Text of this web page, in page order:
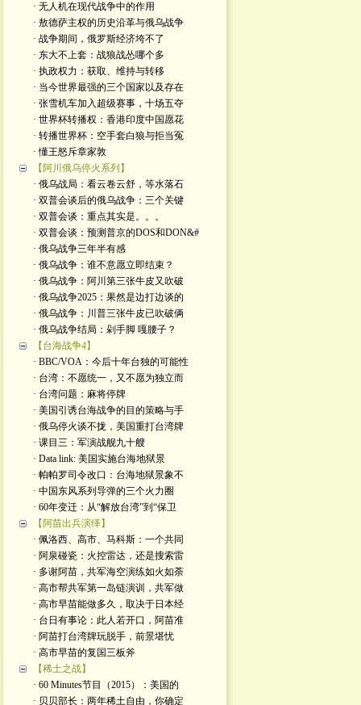
· 无人机在现代战争中的作用
· 敖德萨主权的历史沿革与俄乌战争
· 战争期间，俄罗斯经济垮不了
· 东大不上套：战狼战怂哪个多
· 执政权力：获取、维持与转移
· 当今世界最强的三个国家以及存在
· 张雪机车加入超级赛事，十场五夺
· 世界杯转播权：香港印度中国愿花
· 转播世界杯：空手套白狼与拒当冤
· 懂王怒斥章家敦
【阿川俄乌停火系列】
· 俄乌战局：看云卷云舒，等水落石
· 双普会谈后的俄乌战争：三个关键
· 双普会谈：重点其实是。。。
· 双普会谈：预测普京的DOS和DON&#
· 俄乌战争三年半有感
· 俄乌战争：谁不意愿立即结束？
· 俄乌战争：阿川第三张牛皮又吹破
· 俄乌战争2025：果然是边打边谈的
· 俄乌战争：川普三张牛皮已吹破俩
· 俄乌战争结局：剁手脚 嘎腰子？
【台海战争4】
· BBC/VOA：今后十年台独的可能性
· 台湾：不愿统一，又不愿为独立而
· 台湾问题：麻将停牌
· 美国引诱台海战争的目的策略与手
· 俄乌停火谈不拢，美国重打台湾牌
· 课目三：军演战舰九十艘
· Data link: 美国实施台海地狱景
· 帕帕罗司令改口：台海地狱景象不
· 中国东风系列导弹的三个火力圈
· 60年变迁：从“解放台湾”到“保卫
【阿苗出兵演绎】
· 佩洛西、高市、马科斯：一个共同
· 阿泉碰瓷：火控雷达，还是搜索雷
· 多谢阿苗，共军海空演练如火如荼
· 高市帮共军第一岛链演训，共军做
· 高市早苗能做多久，取决于日本经
· 台日有事论：此人若开口，阿苗准
· 阿苗打台湾牌玩脱手，前景堪忧
· 高市早苗的复国三板斧
【稀土之战】
· 60 Minutes节目（2015）：美国的
· 贝贝部长：两年稀土自由，你确定